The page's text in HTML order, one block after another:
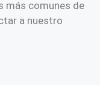
más comunes de
a nuestro